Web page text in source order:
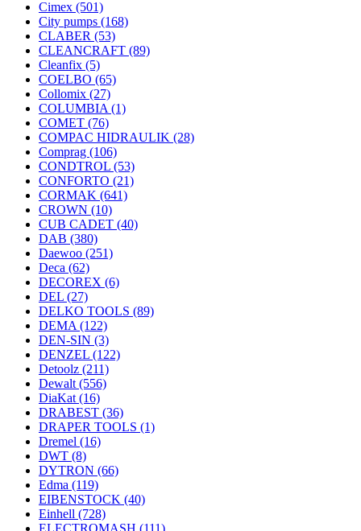
Cimex (501)
City pumps (168)
CLABER (53)
CLEANCRAFT (89)
Cleanfix (5)
COELBO (65)
Collomix (27)
COLUMBIA (1)
COMET (76)
COMPAC HIDRAULIK (28)
Comprag (106)
CONDTROL (53)
CONFORTO (21)
CORMAK (641)
CROWN (10)
CUB CADET (40)
DAB (380)
Daewoo (251)
Deca (62)
DECOREX (6)
DEL (27)
DELKO TOOLS (89)
DEMA (122)
DEN-SIN (3)
DENZEL (122)
Detoolz (211)
Dewalt (556)
DiaKat (16)
DRABEST (36)
DRAPER TOOLS (1)
Dremel (16)
DWT (8)
DYTRON (66)
Edma (119)
EIBENSTOCK (40)
Einhell (728)
ELECTROMASH (111)